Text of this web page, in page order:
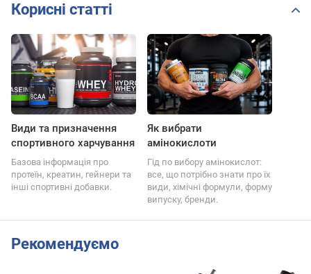
Корисні статті
Види та призначення
спортивного харчування
Базова інформація про
протеїн, креатин, гейнери та
інші спортивні добавки.
Як вибрати
амінокислоти
Гід по вибору амінокислот:
все, що потрібно знати про їх
види, хімічні формули, форму
випуску, бренди.
Рекомендуємо